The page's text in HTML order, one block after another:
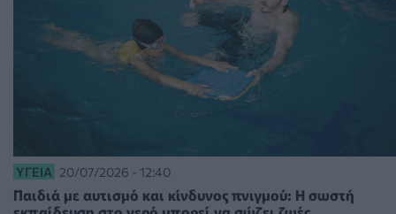
ΥΓΕΊΑ 20/07/2026 - 12:40
Παιδιά με αυτισμό και κίνδυνος πνιγμού: H σωστή